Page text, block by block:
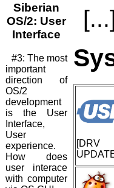
Siberian
OS/2: User
Interface
#3: The most
important
direction of
OS/2
development
is the User
Interface,
User
experience.
How does
user interace
with computer
[...]
[DRV